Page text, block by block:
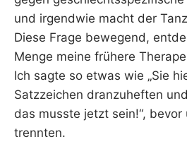
und irgendwie macht der
Diese Frage bewegend,
Menge meine frühere
Ich sagte so etwas wie „Sie
Satzzeichen dranzuheften
das musste jetzt sein!“,
trennten.